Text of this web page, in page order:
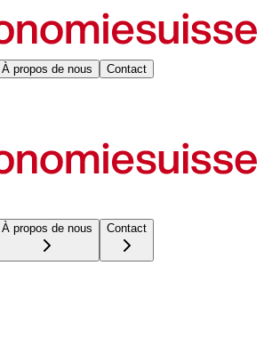
À propos de nous Contact
À propos de nous Contact